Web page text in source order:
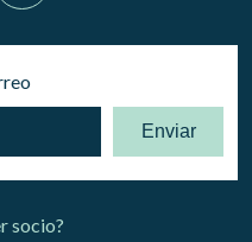
Enviar
socio?